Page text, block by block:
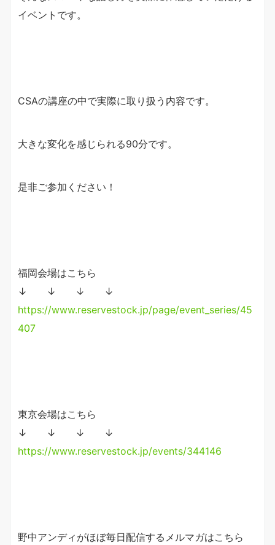
イベントです。
CSAの講座の中で実際に取り扱う内容です。
大きな変化を感じられる90分です。
是非ご参加ください！
福岡会場はこちら
↓ ↓ ↓ ↓
https://www.reservestock.jp/page/event_series/45
407
東京会場はこちら
↓ ↓ ↓ ↓
https://www.reservestock.jp/events/344146
野中アンディがほぼ毎日配信するメルマガはこちら